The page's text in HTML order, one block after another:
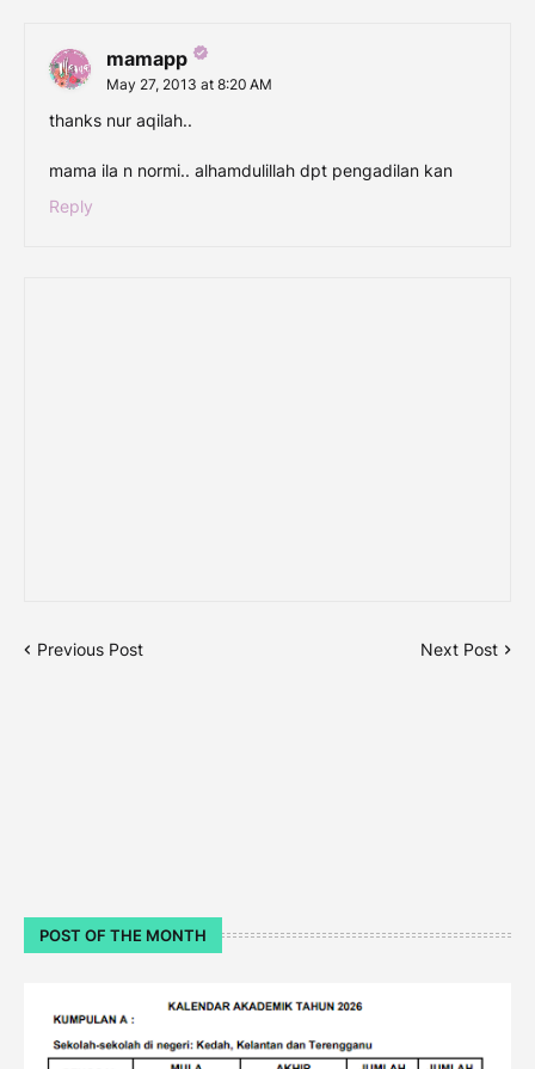
mamapp
May 27, 2013 at 8:20 AM
thanks nur aqilah..
mama ila n normi.. alhamdulillah dpt pengadilan kan
Reply
Previous Post Next Post
POST OF THE MONTH